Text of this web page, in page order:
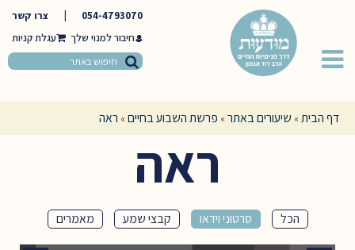
054-4793070
צרו קשר
חיבור למנוי שלך
דף הבית» שיעורים באתר» פרשת השבוע בחיים» ראה
ראה
הכל סרטוני וידאו קבצי שמע מאמרים